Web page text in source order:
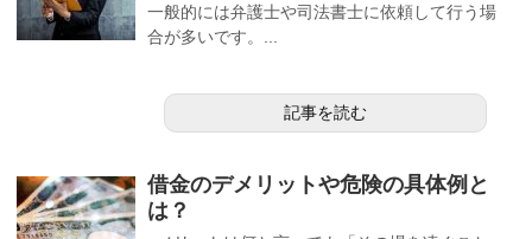
一般的には弁護士や司法書士に依頼して行う場
合が多いです。...
記事を読む
借金のデメリットや危険の具体例と
は？